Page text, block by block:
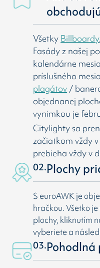
Všetky Billboardy
Fasády z našej
kalendárne
príslušného
plagátov /
objednanej
vynimkou je
Citylighty sa
začiatkom vždy
prebieha vždy v
02.Plochy
S euroAWK je
hračkou. Všetko
plochy, kliknutím
vyberiete a
03.